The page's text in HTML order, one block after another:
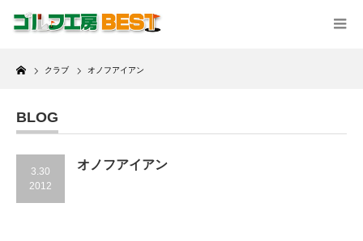
Home
クラブ オノフアイアン
BLOG
3.30
2012
オノフアイアン